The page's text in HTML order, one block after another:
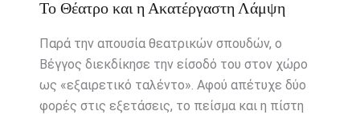
Το Θέατρο και η Ακατέργαστη Λάμψη
Παρά την απουσία θεατρικών σπουδών, ο
Βέγγος διεκδίκησε την είσοδό του στον χώρο
ως «εξαιρετικό ταλέντο». Αφού απέτυχε δύο
φορές στις εξετάσεις, το πείσμα και η πίστη